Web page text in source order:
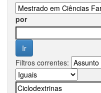
por
Filtros correntes: